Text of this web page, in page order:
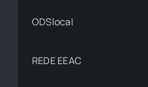
ODSlocal
REDE EEAC